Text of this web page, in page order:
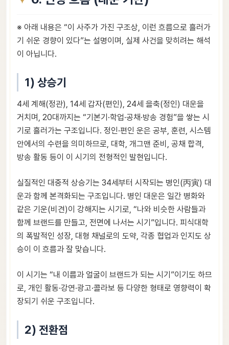
※ 아래 내용은 “이 사주가 가진 구조상, 이런 흐름으로 흘러가
기 쉬운 경향이 있다”는 설명이며, 실제 사건을 맞히려는 해석
이 아닙니다.
1) 상승기
4세 계해(정관), 14세 갑자(편인), 24세 을축(정인) 대운을
거치며, 20대까지는 “기본기·학업·공채·방송 경험”을 쌓는 시
기로 흘러가는 구조입니다. 정인·편인 운은 공부, 훈련, 시스템
안에서의 수련을 의미하므로, 대학, 개그맨 준비, 공채 합격,
방송 활동 등이 이 시기의 전형적인 발현입니다.
실질적인 대중적 상승기는 34세부터 시작되는 병인(丙寅) 대
운과 함께 본격화되는 구조입니다. 병인 대운은 일간 병화와
같은 기운(비견)이 강해지는 시기로, “나와 비슷한 사람들과
함께 브랜드를 만들고, 전면에 나서는 시기”입니다. 피식대학
의 폭발적인 성장, 대형 채널로의 도약, 각종 협업과 인지도 상
승이 이 흐름과 잘 맞습니다.
이 시기는 “내 이름과 얼굴이 브랜드가 되는 시기”이기도 하므
로, 개인 활동·강연·광고·콜라보 등 다양한 형태로 영향력이 확
장되기 쉬운 구조입니다.
2) 전환점